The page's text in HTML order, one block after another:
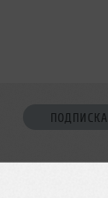
ПОДПИСКА